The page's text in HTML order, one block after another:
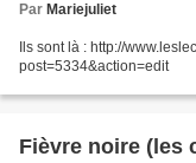
Par Mariejuliet
Ils sont là : http://
post=5334&action=edit
Fièvre noire (les